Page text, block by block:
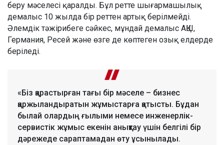
беру мәселесі қаралды. Бұл ретте шығармашылық
демалыс 10 жылда бір реттен артық берілмейді.
Әлемдік тәжірибеге сәйкес, мұндай демалыс АҚШ,
Германия, Ресей және өзге де көптеген озық елдерде
беріледі.
«Біз қарастырған тағы бір мәселе – бизнес
қаржыландыратын жұмыстарға қатысты. Бұдан
былай олардың ғылыми немесе инженерлік-
сервистік жұмыс екенін анықтау үшін белгілі бір
дәрежеде сараптамадан өту ұсынылады.